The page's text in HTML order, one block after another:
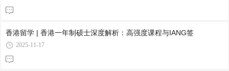
香港留学 | 香港一年制硕士深度解析：高强度课程与IANG签
2025-11-17